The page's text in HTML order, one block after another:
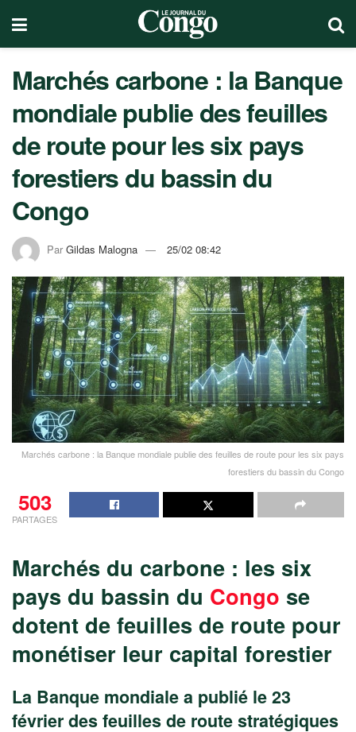
Marchés carbone : la Banque
mondiale publie des feuilles
de route pour les six pays
forestiers du bassin du
Congo
Par Gildas Malogna 25/02 08:42
Marchés carbone : la Banque mondiale publie des feuilles de route pour les six pays
forestiers du bassin du Congo
503
PARTAGES
Marchés du carbone : les six
pays du bassin du Congo se
dotent de feuilles de route pour
monétiser leur capital forestier
La Banque mondiale a publié le 23
février des feuilles de route stratégiques